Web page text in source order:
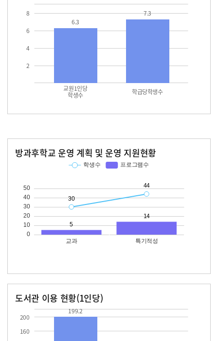
2
4
6
8
교원1인당
학생수 학급당학생수
6.3
7.3
방과후학교 운영 계획 및 운영 지원현황
도서관 이용 현황(1인당)
160
200
199.2